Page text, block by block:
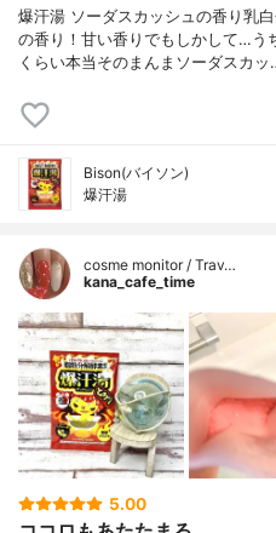
爆汗湯 ソーダスカッシュの香り乳
の香り！甘い香りでもしかして…う
くらい本当そのまんまソーダスカッ
Bison(バイソン)
爆汗湯
cosme monitor / Trav…
kana_cafe_time
5.00